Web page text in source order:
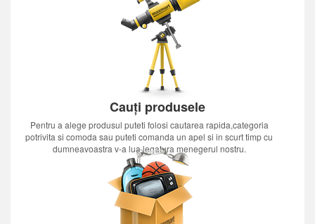
Cauți produsele
Pentru a alege produsul puteti folosi cautarea rapida,categoria
potrivita si comoda sau puteti comanda un apel si in scurt timp cu
dumneavoastra v-a lua legatura menegerul nostru.